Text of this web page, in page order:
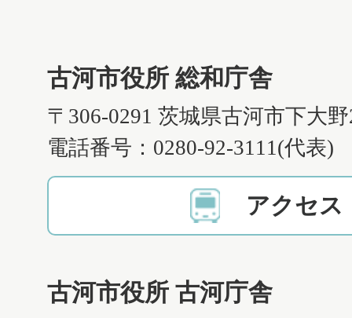
古河市役所 総和庁舎
〒306-0291 茨城県古河市下大
電話番号：0280-92-3111(代表)
アクセス
古河市役所 古河庁舎